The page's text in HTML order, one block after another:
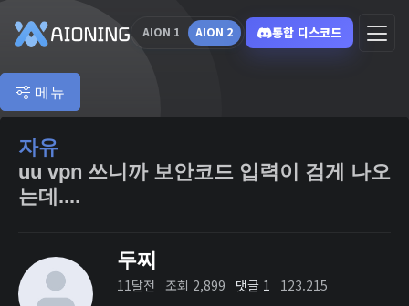
AION 1 AION 2 통합 디스코드
메뉴
자유
uu vpn 쓰니까 보안코드 입력이 검게 나오
는데....
두찌
11달전 조회 2,899 댓글 1 123.215